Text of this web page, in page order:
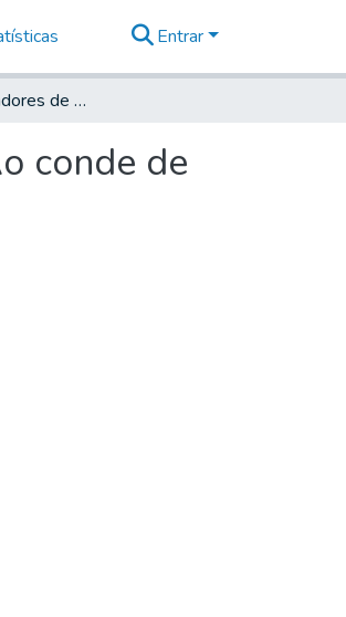
Entrar
Com os governadores de Minas Geraes, 1765 - 1775. [bb] Ao conde de Valladares, 1772
conde de